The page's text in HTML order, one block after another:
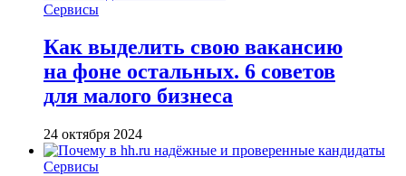
Сервисы
Как выделить свою вакансию
на фоне остальных. 6 советов
для малого бизнеса
24 октября 2024
Сервисы